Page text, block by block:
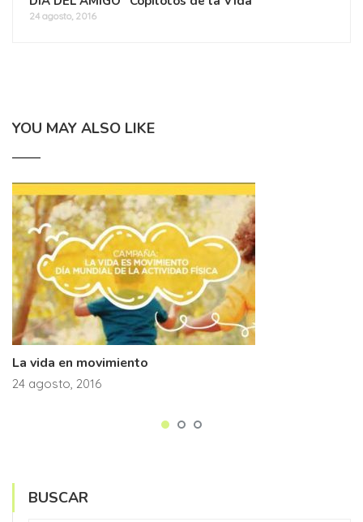
24 agosto, 2016
YOU MAY ALSO LIKE
La vida en movimiento
24 agosto, 2016
BUSCAR